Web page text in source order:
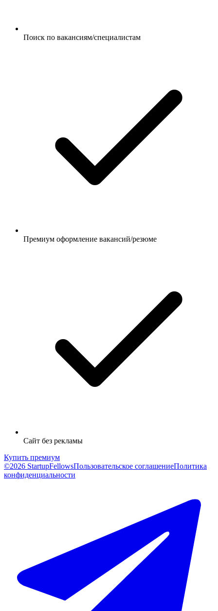
Поиск по вакансиям/специалистам
Премиум оформление вакансий/резюме
Сайт без рекламы
Купить премиум
©2026 StartupFellowsПользовательское соглашениеПолитика
конфиденциальности